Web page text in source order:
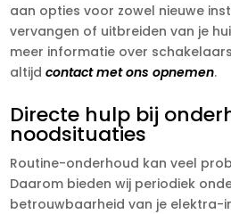
aan opties voor zowel nieuwe
vervangen of uitbreiden van je
meer informatie over
altijdcontact met ons opnemen.
Directe hulp bij
noodsituaties
Routine-onderhoud kan veel
Daarom bieden wij periodiek
betrouwbaarheid van je elektra-